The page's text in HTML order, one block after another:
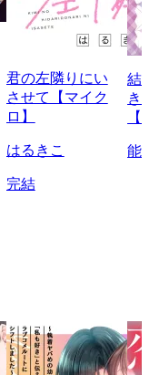
君の左隣りにい
させて【マイク
ロ】
はるきこ
完結
結
き
能